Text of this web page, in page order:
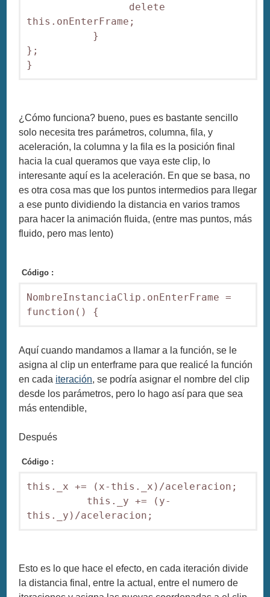
delete
this.onEnterFrame;
}
};
}
¿Cómo funciona? bueno, pues es bastante sencillo
solo necesita tres parámetros, columna, fila, y
aceleración, la columna y la fila es la posición final
hacia la cual queramos que vaya este clip, lo
interesante aquí es la aceleración. En que se basa, no
es otra cosa mas que los puntos intermedios para llegar
a ese punto dividiendo la distancia en varios tramos
para hacer la animación fluida, (entre mas puntos, más
fluido, pero mas lento)
Código :
NombreInstanciaClip.onEnterFrame =
function() {
Aquí cuando mandamos a llamar a la función, se le
asigna al clip un enterframe para que realicé la función
en cada iteración, se podría asignar el nombre del clip
desde los parámetros, pero lo hago así para que sea
más entendible,
Después
Código :
this._x += (x-this._x)/aceleracion;
this._y += (y-
this._y)/aceleracion;
Esto es lo que hace el efecto, en cada iteración divide
la distancia final, entre la actual, entre el numero de